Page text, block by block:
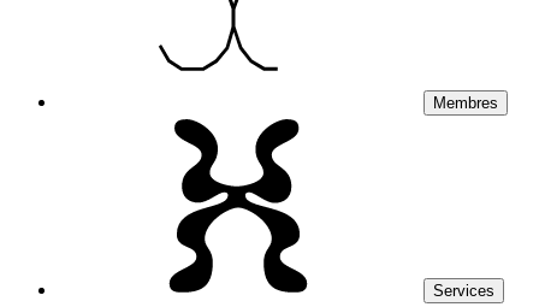
Membres
Services